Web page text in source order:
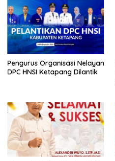
Pengurus Organisasi Nelayan
DPC HNSI Ketapang Dilantik